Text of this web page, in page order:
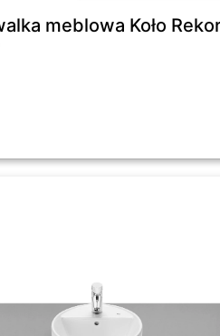
cm CCWT1000666401
meblowa Koło